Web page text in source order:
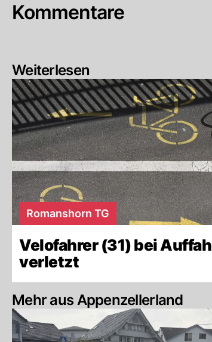
Kommentare
Weiterlesen
Romanshorn TG
Velofahrer (31) bei
verletzt
Mehr aus Appenzellerland